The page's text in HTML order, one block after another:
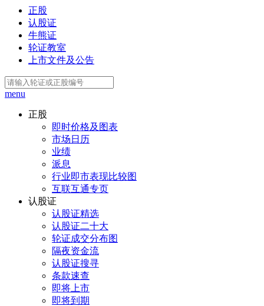
正股
认股证
牛熊证
轮证教室
上市文件及公告
menu
正股
即时价格及图表
市场日历
业绩
派息
行业即市表现比较图
互联互通专页
认股证
认股证精选
认股证二十大
轮证成交分布图
隔夜资金流
认股证搜寻
条款速查
即将上市
即将到期